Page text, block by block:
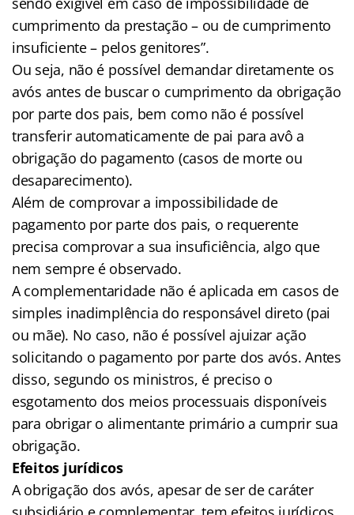
cumprimento da prestação – ou de cumprimento
insuficiente – pelos genitores”.
Ou seja, não é possível demandar diretamente os
avós antes de buscar o cumprimento da obrigação
por parte dos pais, bem como não é possível
transferir automaticamente de pai para avô a
obrigação do pagamento (casos de morte ou
desaparecimento).
Além de comprovar a impossibilidade de
pagamento por parte dos pais, o requerente
precisa comprovar a sua insuficiência, algo que
nem sempre é observado.
A complementaridade não é aplicada em casos de
simples inadimplência do responsável direto (pai
ou mãe). No caso, não é possível ajuizar ação
solicitando o pagamento por parte dos avós. Antes
disso, segundo os ministros, é preciso o
esgotamento dos meios processuais disponíveis
para obrigar o alimentante primário a cumprir sua
obrigação.
Efeitos jurídicos
A obrigação dos avós, apesar de ser de caráter